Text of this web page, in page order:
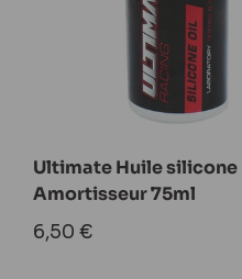
Ultimate Huile silicone
Amortisseur 75ml
Prix
réduit
6,50 €